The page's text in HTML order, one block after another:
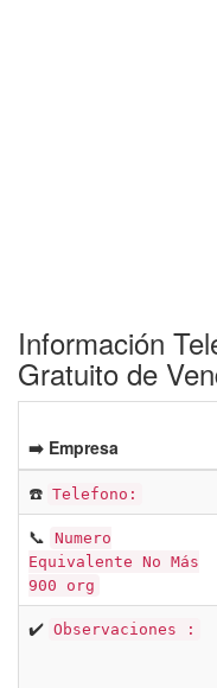
Información
Gratuito de
➡️ Empresa
☎️ Telefono:
📞 Numero
Equivalente No Más
900 org
✔️ Observaciones :